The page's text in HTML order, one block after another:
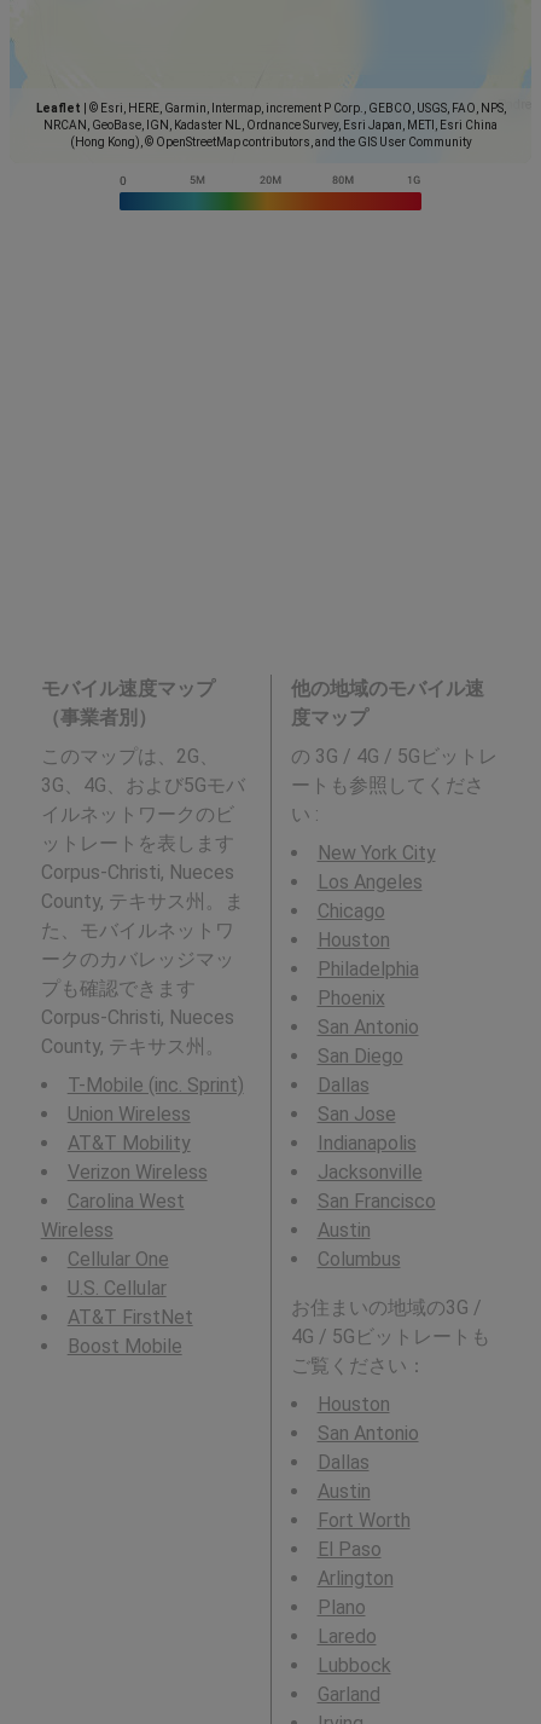
Leaflet
© Esri, HERE, Garmin, Intermap, increment P Corp., GEBCO, USGS, FAO, NPS,
NRCAN, GeoBase, IGN, Kadaster NL, Ordnance Survey, Esri Japan, METI, Esri China
(Hong Kong), © OpenStreetMap contributors, and the GIS User Community
モバイル速度マップ
（事業者別）
このマップは、2G、
3G、4G、および5Gモバ
イルネットワークのビ
ットレートを表します
Corpus-Christi, Nueces
County, テキサス州。ま
た、モバイルネットワ
ークのカバレッジマッ
プも確認できます
Corpus-Christi, Nueces
County, テキサス州。
T-Mobile (inc. Sprint)
Union Wireless
AT&T Mobility
Verizon Wireless
Carolina West
Wireless
Cellular One
U.S. Cellular
AT&T FirstNet
Boost Mobile
他の地域のモバイル速
度マップ
の 3G / 4G / 5Gビットレ
ートも参照してくださ
い :
New York City
Los Angeles
Chicago
Houston
Philadelphia
Phoenix
San Antonio
San Diego
Dallas
San Jose
Indianapolis
Jacksonville
San Francisco
Austin
Columbus
お住まいの地域の3G /
4G / 5Gビットレートも
ご覧ください：
Houston
San Antonio
Dallas
Austin
Fort Worth
El Paso
Arlington
Plano
Laredo
Lubbock
Garland